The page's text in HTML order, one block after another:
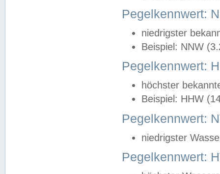
Pegelkennwert:
niedrigster
Beispiel: NNW
Pegelkennwert:
höchster
Beispiel: HHW
Pegelkennwert:
niedrigster
Pegelkennwert: